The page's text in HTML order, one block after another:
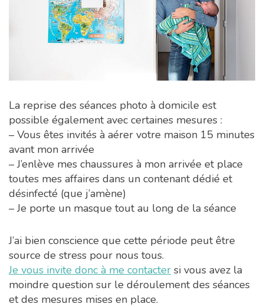
La reprise des séances photo à domicile est
possible également avec certaines mesures :
– Vous êtes invités à aérer votre maison 15 minutes
avant mon arrivée
– J’enlève mes chaussures à mon arrivée et place
toutes mes affaires dans un contenant dédié et
désinfecté (que j’amène)
– Je porte un masque tout au long de la séance
J’ai bien conscience que cette période peut être
source de stress pour nous tous.
Je vous invite donc à me contacter si vous avez la
moindre question sur le déroulement des séances
et des mesures mises en place.